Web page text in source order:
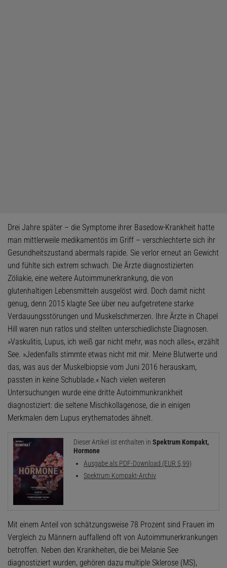
Drei Jahre später – die Symptome ihrer Basedow-Krankheit hatte
man mittlerweile medikamentös im Griff – verschlechterte sich ihr
Gesundheitszustand abermals rapide. Sie verlor erneut an Gewicht
und fühlte sich extrem schwach. Die Ärzte diagnostizierten
Zöliakie, eine weitere Autoimmunerkrankung, die von
glutenhaltigen Lebensmitteln ausgelöst wird. Doch damit nicht
genug, denn 2015 klagte See über neu aufgetretene starke
Verdauungsstörungen und Muskelschmerzen. Ihre Ärzte in Chapel
Hill waren nun ratlos und stellten unterschiedlichste Diagnosen.
»Vaskulitis, Lupus, ich weiß gar nicht mehr, was noch alles«, erzählt
See. »Jedenfalls stimmte etwas nicht mit mir. Meine Blutwerte und
das, was aus der Muskelbiopsie vom Juni 2016 herauskam,
passten in keine Schublade.« Nach vielen weiteren
Untersuchungen wurde eine dritte Autoimmunkrankheit
diagnostiziert: die seltene Mischkollagenose, die in einigen
Merkmalen dem Lupus erythematodes ähnelt.
Dieser Artikel ist enthalten in Spektrum Kompakt,
Hormone
Ausgabe als PDF-Download (EUR 5,99)
Spektrum Kompakt-Archiv
Mit einem Anteil von schätzungsweise 78 Prozent sind Frauen im
Vergleich zu Männern auffallend oft von Autoimmunerkrankungen
betroffen. Neben den Krankheiten, die bei Melanie See
diagnostiziert wurden, gehören dazu multiple Sklerose (MS),